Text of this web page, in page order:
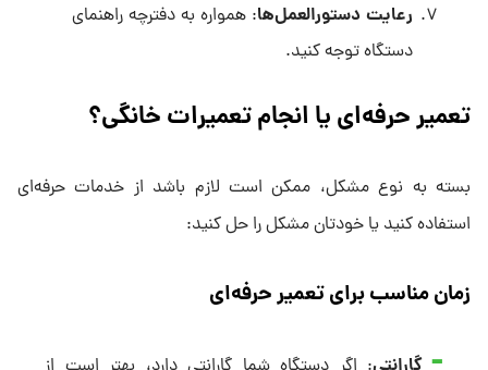
رعایت دستورالعمل‌ها: همواره به دفترچه راهنمای
دستگاه توجه کنید.
تعمیر حرفه‌ای یا انجام تعمیرات خانگی؟
بسته به نوع مشکل، ممکن است لازم باشد از خدمات حرفه‌ای
استفاده کنید یا خودتان مشکل را حل کنید:
زمان مناسب برای تعمیر حرفه‌ای